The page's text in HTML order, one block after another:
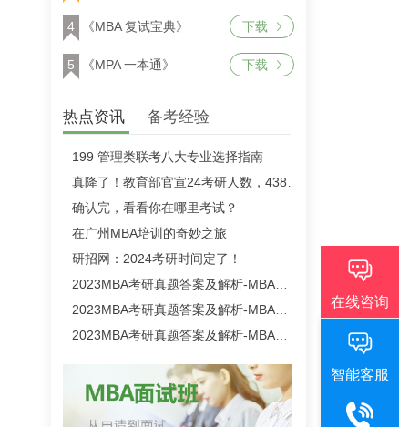
4 《MBA 复试宝典》 下载
5 《MPA 一本通》 下载
热点资讯 备考经验
199 管理类联考八大专业选择指南
真降了！教育部官宣24考研人数，438万！
确认完，看看你在哪里考试？
在广州MBA培训的奇妙之旅
研招网：2024考研时间定了！
2023MBA考研真题答案及解析-MBA英语二真题解析（雄松华章文字版）
2023MBA考研真题答案及解析-MBA数学真题解析（雄松华章文字版）
2023MBA考研真题答案及解析-MBA逻辑真题解析（雄松华章文字版）